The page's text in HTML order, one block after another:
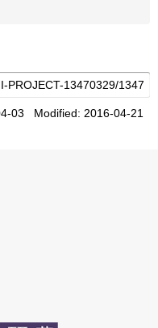
03 Modified: 2016-04-21